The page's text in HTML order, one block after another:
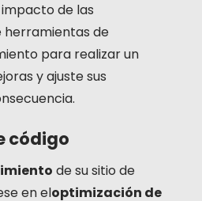
de las
herramientas de
para realizar un
y ajuste sus
código
de su sitio de
en eloptimización de